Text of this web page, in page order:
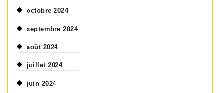
octobre 2024
septembre 2024
août 2024
juillet 2024
juin 2024